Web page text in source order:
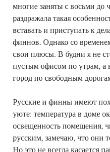
многие заняты с восьми до
раздражала такая
вставать и приступать к
финнов. Однако со
свои плюсы. В будни я не
пустым офисом по утрам, а
город по свободным
Русские и финны имеют
уюте: температура в доме
освещенность помещения,
русским, замечаю, что они
Но это не всегда касается